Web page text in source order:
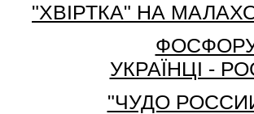
"ХВІРТКА" НА
УКРАЇНЦІ -
"ЧУДО